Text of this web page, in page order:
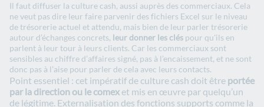
Il faut diffuser la culture cash, aussi auprès des commerciaux. Cela
ne veut pas dire leur faire parvenir des fichiers Excel sur le niveau
de trésorerie actuel et attendu, mais bien de leur parler trésorerie
autour d’échanges concrets, leur donner les clés pour qu'ils en
parlent à leur tour à leurs clients. Car les commerciaux sont
sensibles au chiffre d’affaires signé, pas à l’encaissement, et ne sont
donc pas à l’aise pour parler de cela avec leurs contacts.
Point essentiel : cet impératif de culture cash doit être portée
par la direction ou le comex et mis en œuvre par quelqu’un
de légitime. Externalisation des fonctions supports comme la